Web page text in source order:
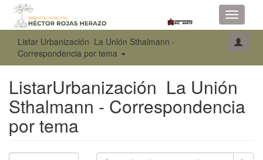
Toggle
Listar Urbanización La Unión Sthalmann -
Correspondencia por tema
ListarUrbanización La Unión
Sthalmann - Correspondencia
por tema